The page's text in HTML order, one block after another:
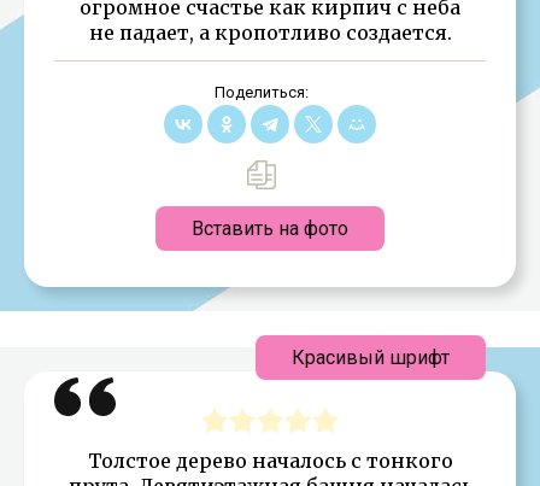
огромное счастье как кирпич с неба
не падает, а кропотливо создается.
Поделиться:
Вставить на фото
Толстое дерево началось с тонкого
Красивый шрифт